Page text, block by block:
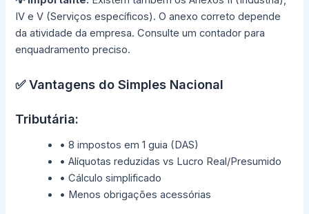
IV e V (Serviços específicos). O anexo correto depende
da atividade da empresa. Consulte um contador para
enquadramento preciso.
✅ Vantagens do Simples Nacional
Tributária:
• 8 impostos em 1 guia (DAS)
• Alíquotas reduzidas vs Lucro Real/Presumido
• Cálculo simplificado
• Menos obrigações acessórias